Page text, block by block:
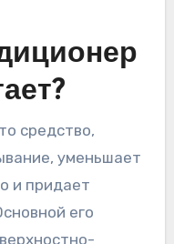
средство,
уменьшает
и придает
его